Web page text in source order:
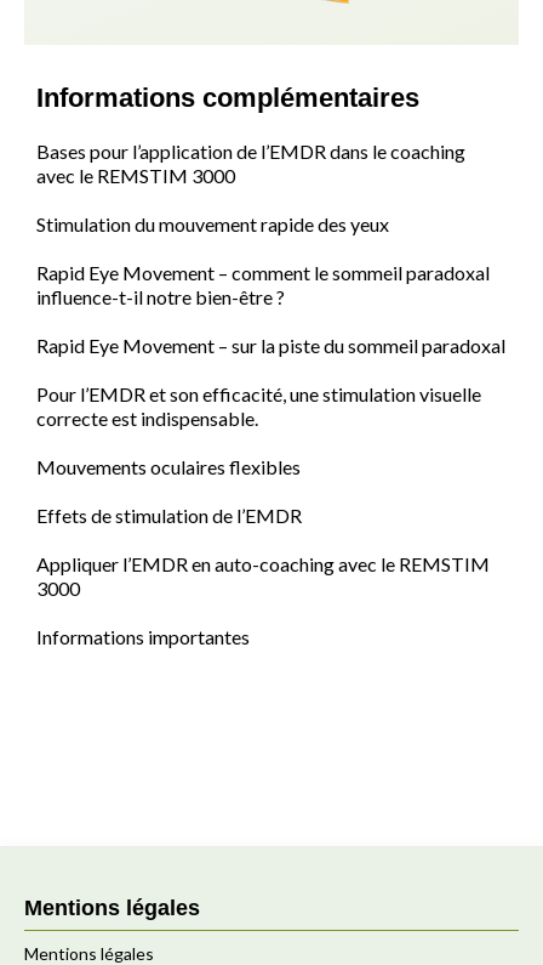
Informations complémentaires
Bases pour l’application de l’EMDR dans le coaching
avec le REMSTIM 3000
Stimulation du mouvement rapide des yeux
Rapid Eye Movement – comment le sommeil paradoxal
influence-t-il notre bien-être ?
Rapid Eye Movement – sur la piste du sommeil paradoxal
Pour l’EMDR et son efficacité, une stimulation visuelle
correcte est indispensable.
Mouvements oculaires flexibles
Effets de stimulation de l’EMDR
Appliquer l’EMDR en auto-coaching avec le REMSTIM
3000
Informations importantes
Mentions légales
Mentions légales